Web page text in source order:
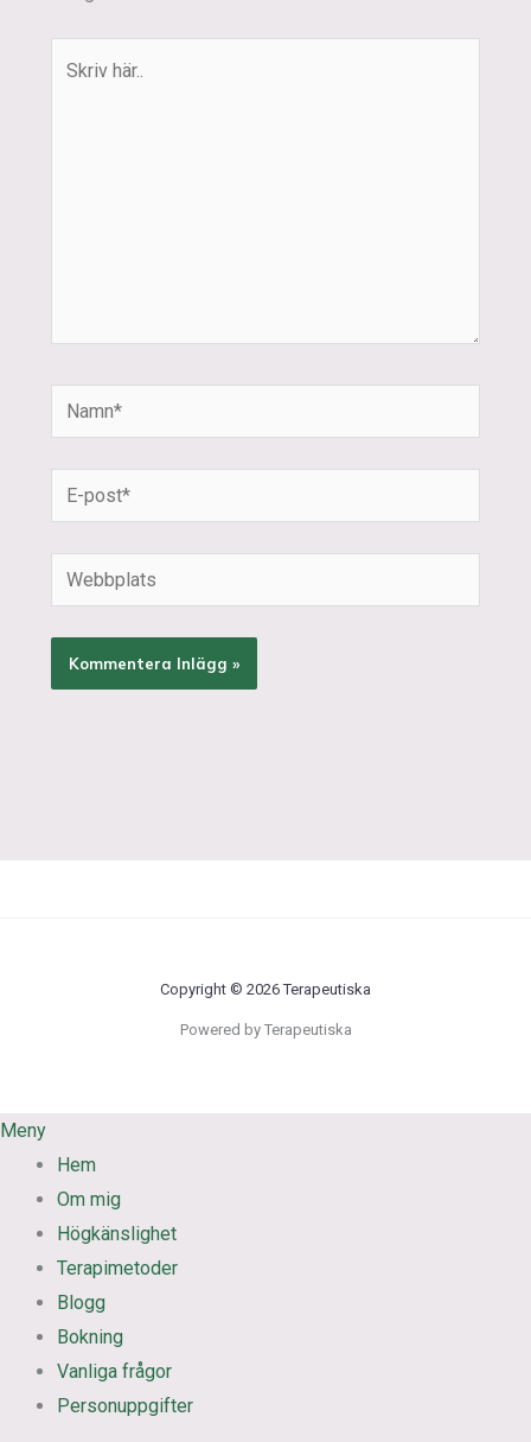
Namn*
post*
Webbplats
Copyright © 2026 Terapeutiska
Powered by Terapeutiska
Meny
Hem
Om mig
Högkänslighet
Terapimetoder
Blogg
Bokning
Vanliga frågor
Personuppgifter